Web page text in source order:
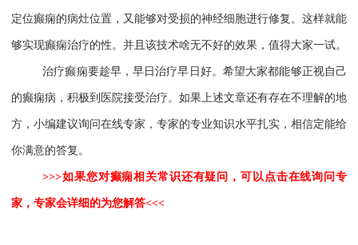
定位癫痫的病灶位置，又能够对受损的神经细胞进行修复。这样就能
够实现癫痫治疗的性。并且该技术啥无不好的效果，值得大家一试。
治疗癫痫要趁早，早日治疗早日好。希望大家都能够正视自己
的癫痫病，积极到医院接受治疗。如果上述文章还有存在不理解的地
方，小编建议询问在线专家，专家的专业知识水平扎实，相信定能给
你满意的答复。
>>>如果您对癫痫相关常识还有疑问，可以点击在线询问专
家，专家会详细的为您解答<<<